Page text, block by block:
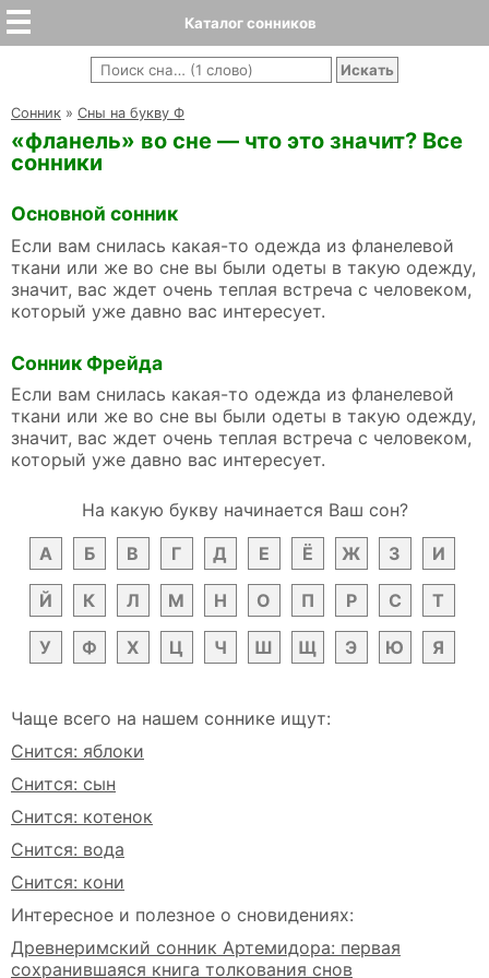
Каталог сонников
Cонник » Сны на букву Ф
«фланель» во сне — что это значит? Все
сонники
Основной сонник
Если вам снилась какая-то одежда из фланелевой
ткани или же во сне вы были одеты в такую одежду,
значит, вас ждет очень теплая встреча с человеком,
который уже давно вас интересует.
Сонник Фрейда
Если вам снилась какая-то одежда из фланелевой
ткани или же во сне вы были одеты в такую одежду,
значит, вас ждет очень теплая встреча с человеком,
который уже давно вас интересует.
На какую букву начинается Ваш сон?
А
Б В Г Д Е Ё Ж З И
Й К Л М Н О П Р С Т
У Ф Х Ц Ч Ш Щ Э Ю Я
Чаще всего на нашем соннике ищут:
Снится: яблоки
Снится: сын
Снится: котенок
Снится: вода
Снится: кони
Интересное и полезное о сновидениях:
Древнеримский сонник Артемидора: первая
сохранившаяся книга толкования снов